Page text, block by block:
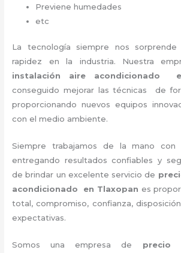
Previene humedades
etc
La tecnología siempre nos
rapidez en la industria. Nuestra
instalación aire acondicionado
conseguido mejorar las técnicas de
proporcionando nuevos equipos
con el medio ambiente.
Siempre trabajamos de la mano con
entregando resultados confiables y
de brindar un excelente servicio de
acondicionado en Tlaxopan es
total, compromiso, confianza,
expectativas.
Somos una empresa de precio